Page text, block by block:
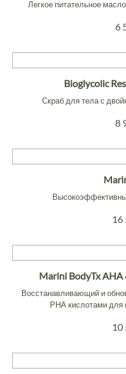
Легкое питательное
6
Bioglycolic
Скраб для тела с
8
16
Marini BodyTx AHA
Восстанавливающий и
РНА кислотами для
10